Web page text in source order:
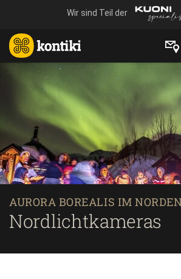
AURORA BOREALIS IM
Nordlichtkameras